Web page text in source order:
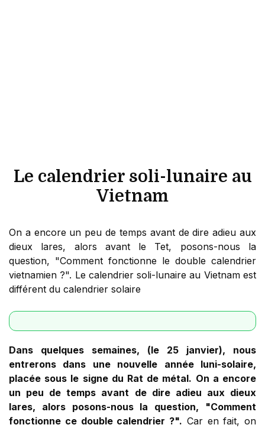
Le calendrier soli-lunaire au
Vietnam
On a encore un peu de temps avant de dire adieu aux
dieux lares, alors avant le Tet, posons-nous la
question, "Comment fonctionne le double calendrier
vietnamien ?". Le calendrier soli-lunaire au Vietnam est
différent du calendrier solaire
Dans quelques semaines, (le 25 janvier), nous
entrerons dans une nouvelle année luni-solaire,
placée sous le signe du Rat de métal. On a encore
un peu de temps avant de dire adieu aux dieux
lares, alors posons-nous la question, "Comment
fonctionne ce double calendrier ?". Car en fait, on